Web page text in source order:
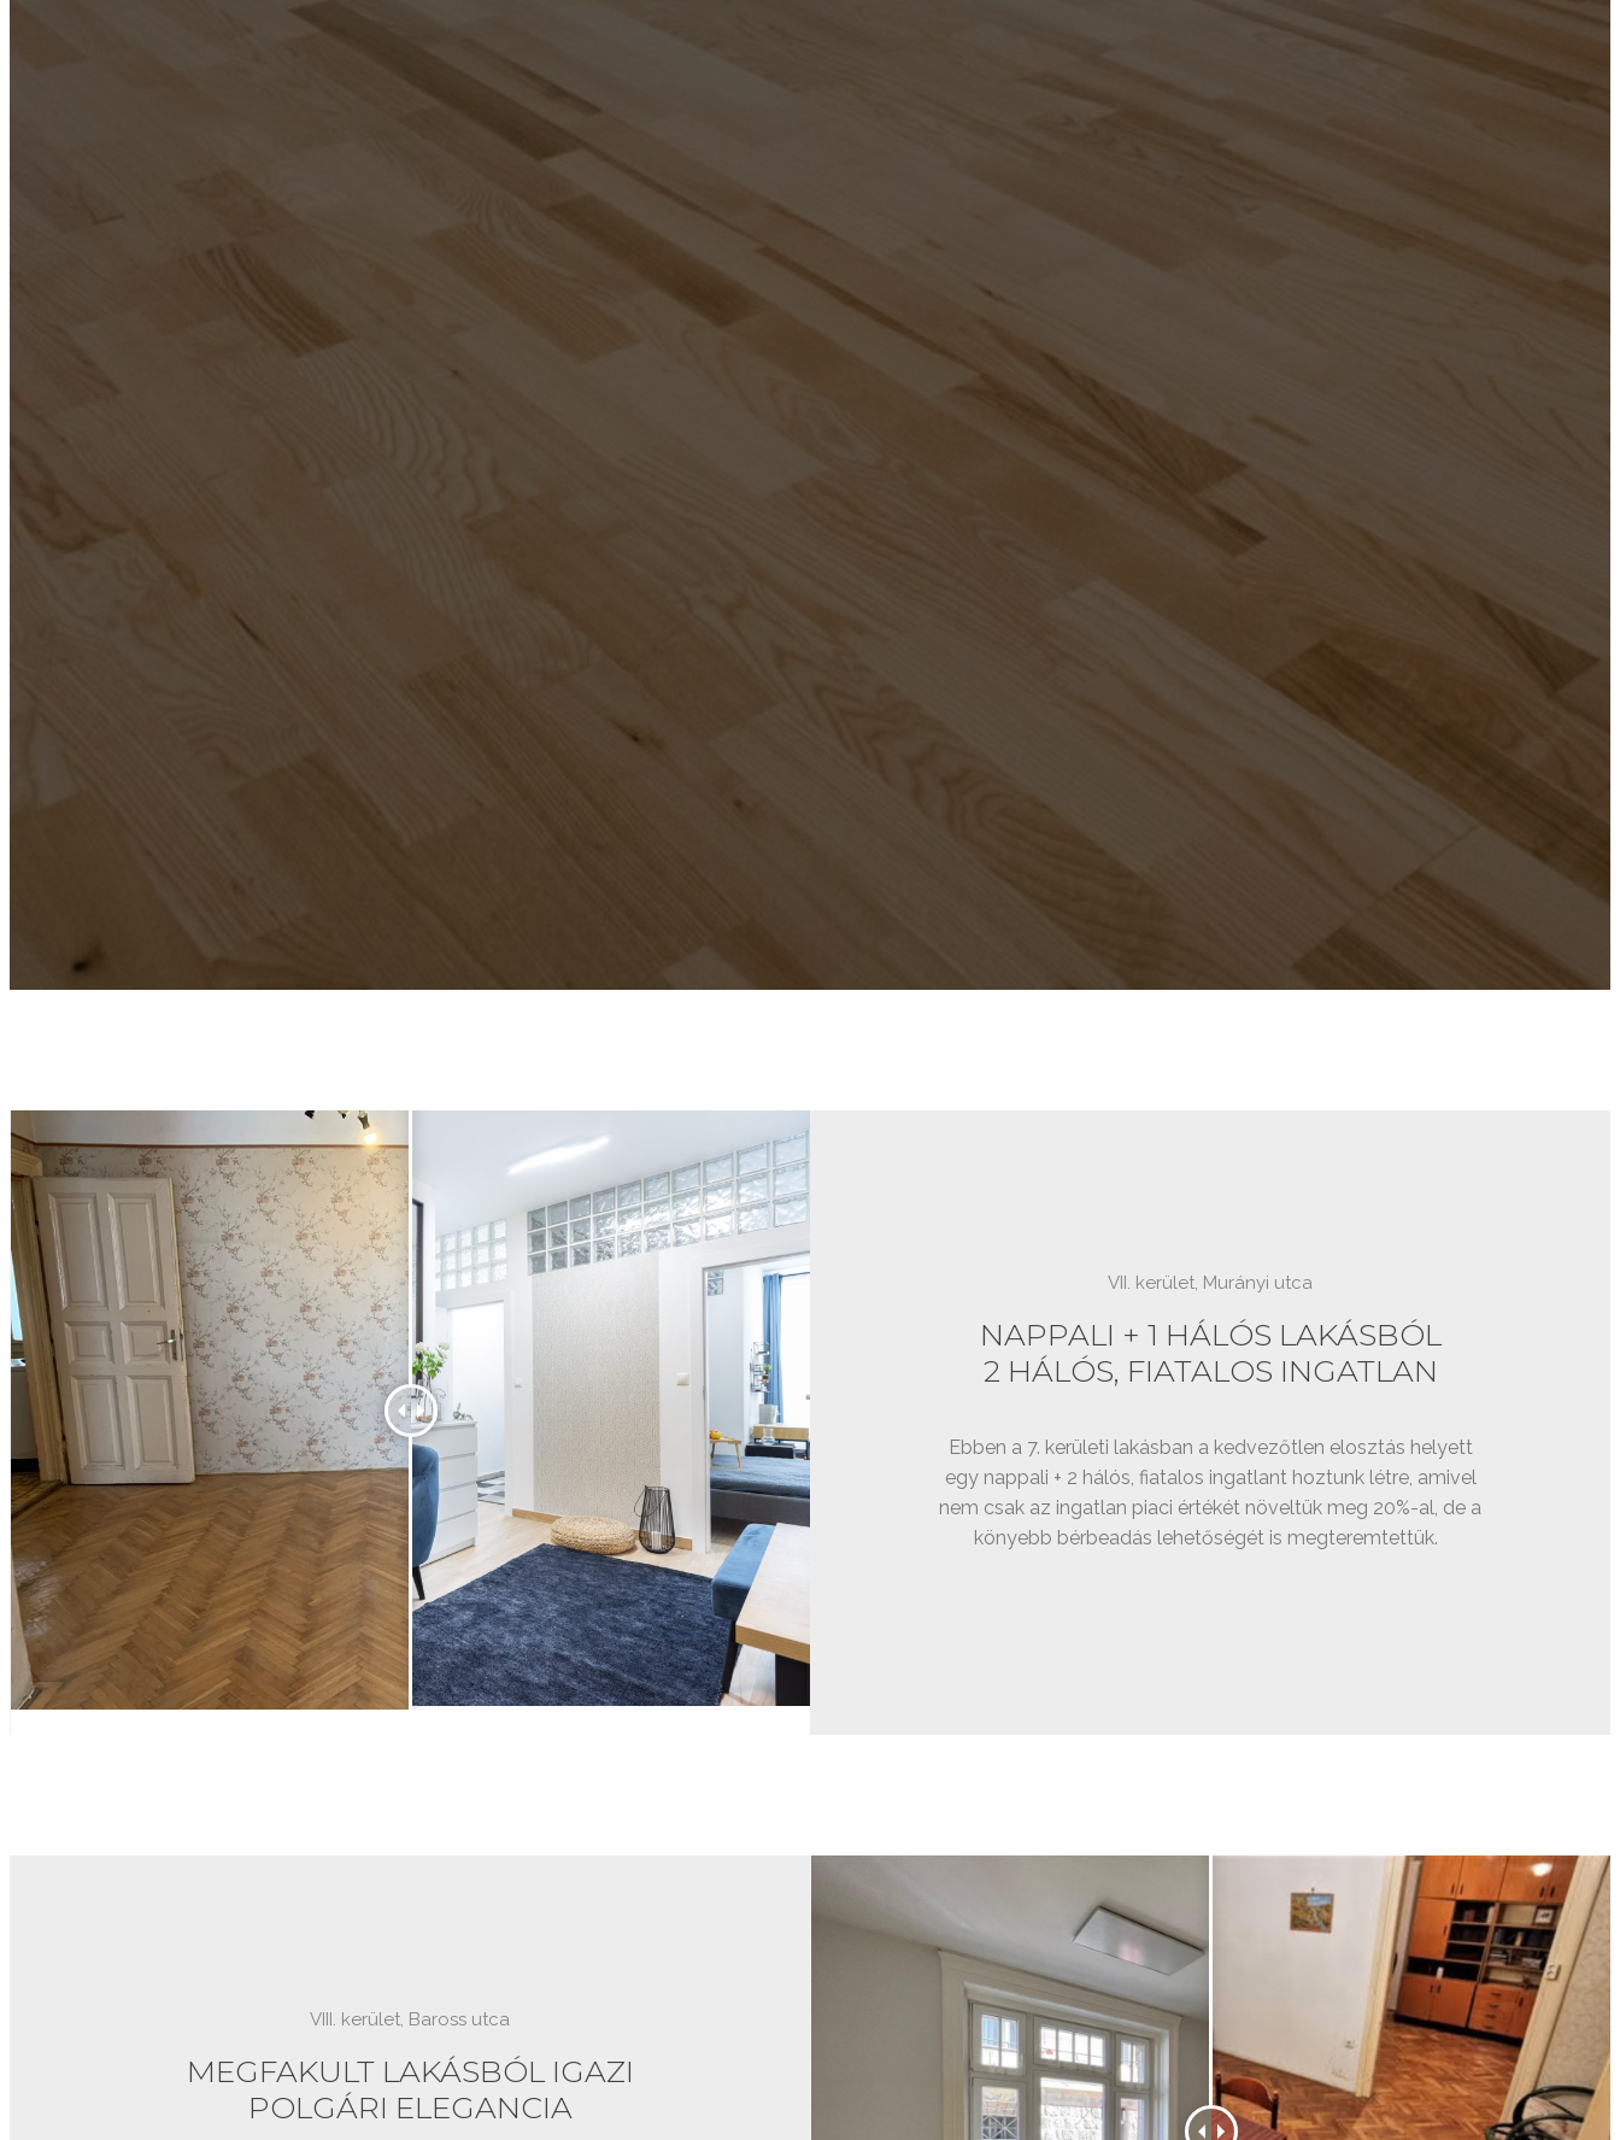
VII. kerület, Murányi utca
NAPPALI + 1 HÁLÓS LAKÁSBÓL
2 HÁLÓS, FIATALOS INGATLAN
Ebben a 7. kerületi lakásban a kedvezőtlen elosztás helyett
egy nappali + 2 hálós, fiatalos ingatlant hoztunk létre, amivel
nem csak az ingatlan piaci értékét növeltük meg 20%-al, de a
könyebb bérbeadás lehetőségét is megteremtettük.
VIII. kerület, Baross utca
MEGFAKULT LAKÁSBÓL IGAZI
POLGÁRI ELEGANCIA